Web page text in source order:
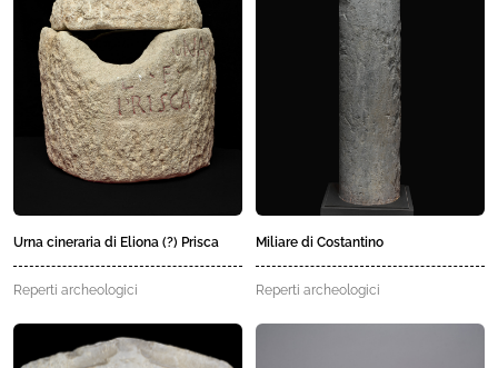
Urna cineraria di Eliona (?) Prisca
Reperti archeologici
Miliare di Costantino
Reperti archeologici